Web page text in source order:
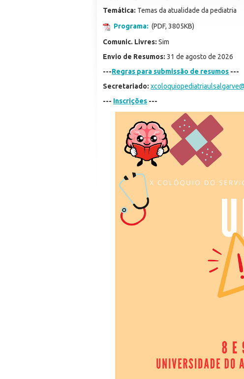
Temática: Temas da atualidade da pediatria
Programa: (PDF, 3805KB)
Comunic. Livres: Sim
Envio de Resumos: 31 de agosto de 2026
---Regras para submissão de resumos ---
Secretariado:
--- Inscrições ---